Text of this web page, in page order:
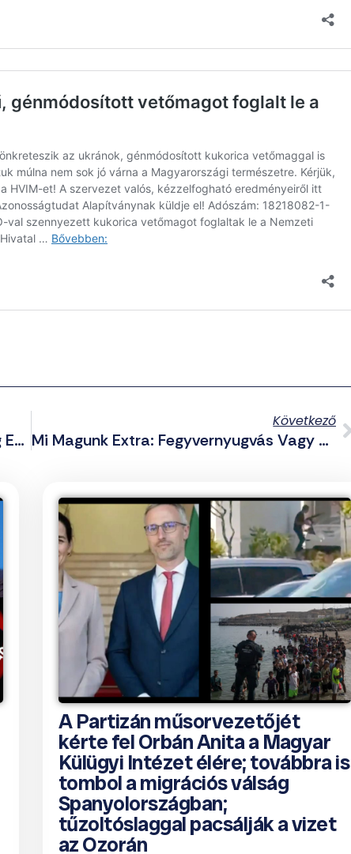
Orvosi Mulasztás Miatt Halhatott Meg Egy 13 Éves Nagyecsedi Kislány
Következő
Mi Magunk Extra: Fegyvernyugvás Vagy Eszkaláció Várható A Közel-Keleten?
A Partizán műsorvezetőjét
kérte fel Orbán Anita a Magyar
Külügyi Intézet élére; továbbra is
tombol a migrációs válság
Spanyolországban;
tűzoltóslaggal pacsálják a vizet
az Ozorán